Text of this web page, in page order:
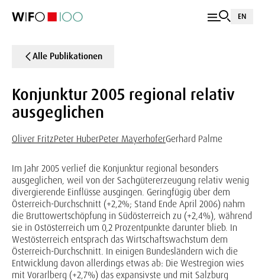
EN
Alle Publikationen
Konjunktur 2005 regional relativ
ausgeglichen
Oliver FritzPeter HuberPeter MayerhoferGerhard Palme
Im Jahr 2005 verlief die Konjunktur regional besonders
ausgeglichen, weil von der Sachgütererzeugung relativ wenig
divergierende Einflüsse ausgingen. Geringfügig über dem
Österreich-Durchschnitt (+2,2%; Stand Ende April 2006) nahm
die Bruttowertschöpfung in Südösterreich zu (+2,4%), während
sie in Ostösterreich um 0,2 Prozentpunkte darunter blieb. In
Westösterreich entsprach das Wirtschaftswachstum dem
Österreich-Durchschnitt. In einigen Bundesländern wich die
Entwicklung davon allerdings etwas ab: Die Westregion wies
mit Vorarlberg (+2,7%) das expansivste und mit Salzburg